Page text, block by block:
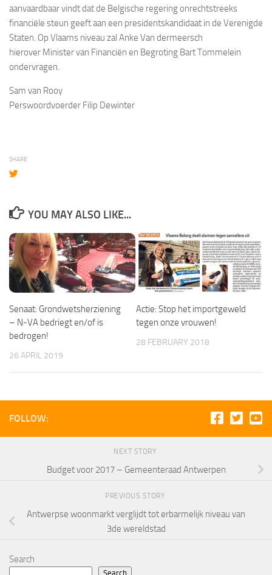
aanvaardbaar vindt dat de Belgische regering onrechtstreeks
financiële steun geeft aan een presidentskandidaat in de Verenigde
Staten. Op Vlaams niveau zal Anke Van dermeersch
hierover Minister van Financiën en Begroting Bart Tommelein
ondervragen.
Sam van Rooy
Perswoordvoerder Filip Dewinter
SHARE
YOU MAY ALSO LIKE...
Senaat: Grondwetsherziening
– N-VA bedriegt en/of is
bedrogen!
26 APRIL 2019
Actie: Stop het importgeweld
tegen onze vrouwen!
28 FEBRUARY 2018
FOLLOW:
NEXT STORY
Budget voor 2017 – Gemeenteraad Antwerpen
PREVIOUS STORY
Antwerpse woonmarkt verglijdt tot erbarmelijk niveau van
3de wereldstad
Search
Search